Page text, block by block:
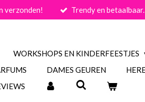
verzonden! Trendy en betaalbaar.
WORKSHOPS EN KINDERFEESTJES
DAMES GEUREN